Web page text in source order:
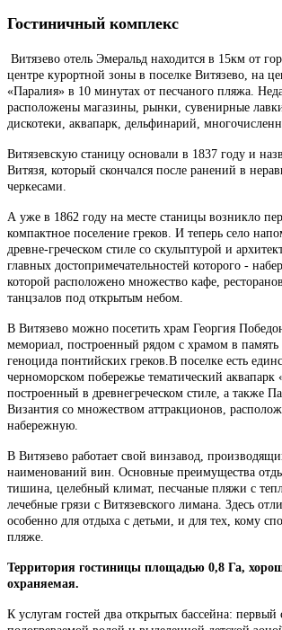
Гостиничный комплекс
Витязево отель Эмеральд находится в 15км от
центре курортной зоны в поселке Витязево, на
«Паралия» в 10 минутах от песчаного пляжа.
расположены магазины, рынки, сувенирные
дискотеки, аквапарк, дельфинарий,
Витязевскую станицу основали в 1837 году и
Витязя, который скончался после ранений в
черкесами.
А уже в 1862 году на месте станицы возникло
компактное поселение греков. И теперь село
древне-греческом стиле со скульптурой и
главных достопримечательностей которого -
которой расположено множество кафе,
танцзалов под открытым небом.
В Витязево можно посетить храм Георгия
мемориал, построенный рядом с храмом в
геноцида понтийских греков.В поселке есть
черноморском побережье тематический
построенный в древнегреческом стиле, а также
Византия со множеством аттракционов,
набережную.
В Витязево работает свой винзавод,
наименований вин. Основные преимущества
тишина, целебный климат, песчаные пляжи с
лечебные грязи с Витязевского лимана. Здесь
особенно для отдыха с детьми, и для тех, кому
пляже.
Территория гостиницы площадью 0,8 Га,
охраняемая.
К услугам гостей два открытых бассейна: первый